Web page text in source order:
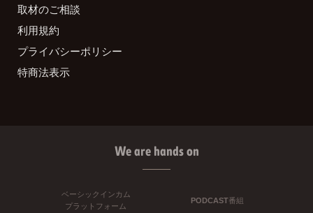
取材のご相談
利用規約
プライバシーポリシー
特商法表示
We are hands on
ベーシックインカム
プラットフォーム
PODCAST番組